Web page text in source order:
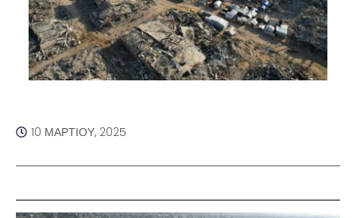
10 ΜΑΡΤΊΟΥ, 2025